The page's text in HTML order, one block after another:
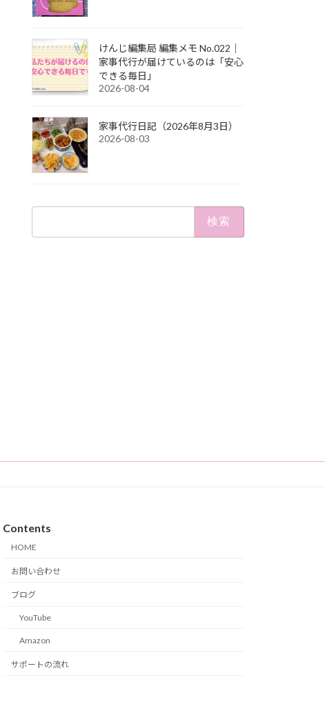
けんじ編集局 編集メモ No.022｜
家事代行が届けているのは「安心
できる毎日」
2026-08-04
家事代行日記（2026年8月3日）
2026-08-03
Contents
HOME
お問い合わせ
ブログ
YouTube
Amazon
サポートの流れ